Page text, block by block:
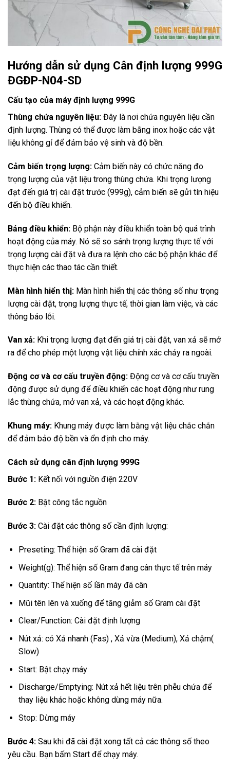
Hướng dẫn sử dụng Cân định lượng 999G
ĐGĐP-N04-SD
Cấu tạo của máy định lượng 999G
Thùng chứa nguyên liệu: Đây là nơi chứa nguyên liệu cần
định lượng. Thùng có thể được làm bằng inox hoặc các vật
liệu không gỉ để đảm bảo vệ sinh và độ bền.
Cảm biến trọng lượng: Cảm biến này có chức năng đo
trọng lượng của vật liệu trong thùng chứa. Khi trọng lượng
đạt đến giá trị cài đặt trước (999g), cảm biến sẽ gửi tín hiệu
đến bộ điều khiển.
Bảng điều khiển: Bộ phận này điều khiển toàn bộ quá trình
hoạt động của máy. Nó sẽ so sánh trọng lượng thực tế với
trọng lượng cài đặt và đưa ra lệnh cho các bộ phận khác để
thực hiện các thao tác cần thiết.
Màn hình hiển thị: Màn hình hiển thị các thông số như trọng
lượng cài đặt, trọng lượng thực tế, thời gian làm việc, và các
thông báo lỗi.
Van xả: Khi trọng lượng đạt đến giá trị cài đặt, van xả sẽ mở
ra để cho phép một lượng vật liệu chính xác chảy ra ngoài.
Động cơ và cơ cấu truyền động: Động cơ và cơ cấu truyền
động được sử dụng để điều khiển các hoạt động như rung
lắc thùng chứa, mở van xả, và các hoạt động khác.
Khung máy: Khung máy được làm bằng vật liệu chắc chắn
để đảm bảo độ bền và ổn định cho máy.
Cách sử dụng cân định lượng 999G
Bước 1: Kết nối với nguồn điện 220V
Bước 2: Bật công tắc nguồn
Bước 3: Cài đặt các thông số cần định lượng:
Preseting: Thể hiện số Gram đã cài đặt
Weight(g): Thể hiện số Gram đang cân thực tế trên máy
Quantity: Thể hiện số lần máy đã cân
Mũi tên lên và xuống để tăng giảm số Gram cài đặt
Clear/Function: Cài đặt định lượng
Nút xả: có Xả nhanh (Fas) , Xả vừa (Medium), Xả chậm(
Slow)
Start: Bật chạy máy
Discharge/Emptying: Nút xả hết liệu trên phễu chứa để
thay liệu khác hoặc không dùng máy nữa.
Stop: Dừng máy
Bước 4: Sau khi đã cài đặt xong tất cả các thông số theo
yêu cầu. Bạn bấm Start để chạy máy.